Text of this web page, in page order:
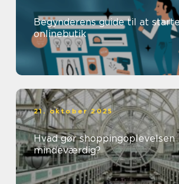
Begynderens guide til at
onlinebutik
21. oktober 2025
Hvad gør shoppingoplevelsen
mindeværdig?